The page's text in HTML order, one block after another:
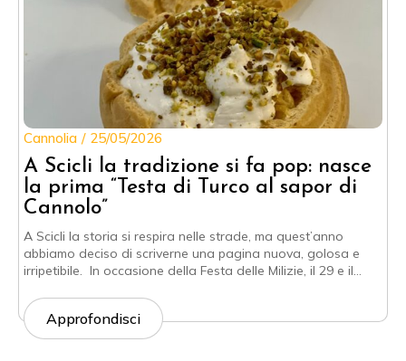
A Scicli la tradizione si fa pop: nasce
la prima “Testa di Turco al sapor di
Cannolo”
Cannolia 25/05/2026
A Scicli la storia si respira nelle strade, ma quest’anno
abbiamo deciso di scriverne una pagina nuova, golosa e
irripetibile. In occasione della Festa delle Milizie, il 29 e il…
Approfondisci